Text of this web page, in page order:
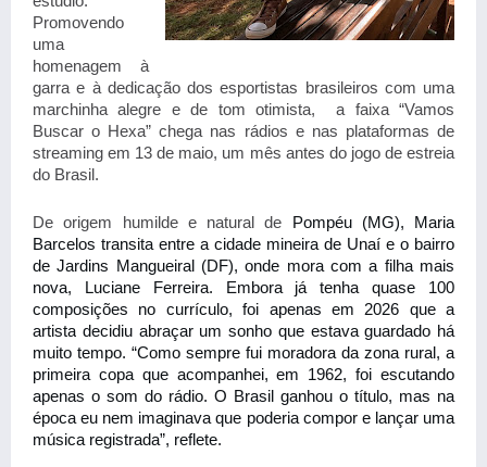
Promovendo
uma
homenagem à
garra e à dedicação dos esportistas brasileiros com uma
marchinha alegre e de tom otimista,  a faixa “Vamos
Buscar o Hexa” chega nas rádios e nas plataformas de
streaming em 13 de maio, um mês antes do jogo de estreia
do Brasil.
De origem humilde e natural de Pompéu (MG),
Maria
Barcelos transita entre a cidade mineira de Unaí e o bairro
de Jardins Mangueiral (DF), onde mora com a filha mais
nova, Luciane Ferreira. Embora já tenha quase 100
composições no currículo, foi apenas em 2026 que a
artista decidiu abraçar um sonho que estava guardado há
muito tempo. “Como sempre fui moradora da zona rural, a
primeira copa que acompanhei, em 1962, foi escutando
apenas o som do rádio. O Brasil ganhou o título, mas na
época eu nem imaginava que poderia compor e lançar uma
música registrada”, reflete.